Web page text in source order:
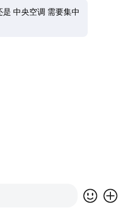
中央空调 需要集中